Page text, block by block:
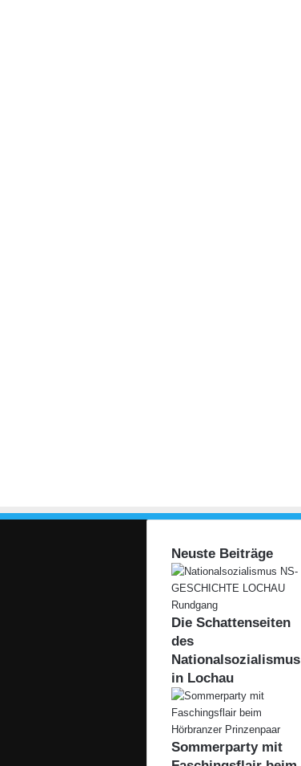
Neuste Beiträge
Die Schattenseiten
des
Nationalsozialismus
in Lochau
Sommerparty mit